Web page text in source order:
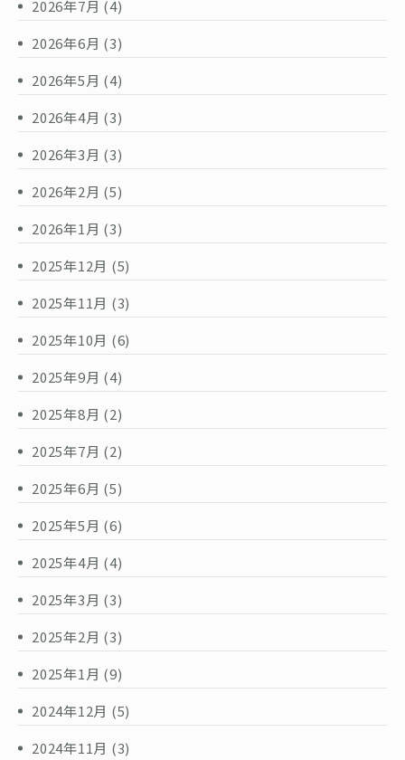
2026年7月 (4)
2026年6月 (3)
2026年5月 (4)
2026年4月 (3)
2026年3月 (3)
2026年2月 (5)
2026年1月 (3)
2025年12月 (5)
2025年11月 (3)
2025年10月 (6)
2025年9月 (4)
2025年8月 (2)
2025年7月 (2)
2025年6月 (5)
2025年5月 (6)
2025年4月 (4)
2025年3月 (3)
2025年2月 (3)
2025年1月 (9)
2024年12月 (5)
2024年11月 (3)